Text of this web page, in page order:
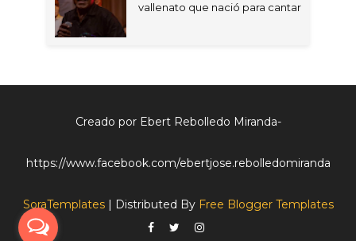
vallenato que nació para cantar
Creado por Ebert Rebolledo Miranda-
https://www.facebook.com/ebertjose.rebolledomiranda
SoraTemplates| Distributed By Free Blogger Templates